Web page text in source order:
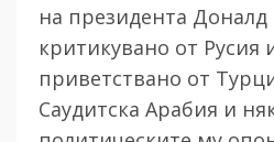
на президента
критикувано от Русия
приветствано от
Саудитска Арабия и